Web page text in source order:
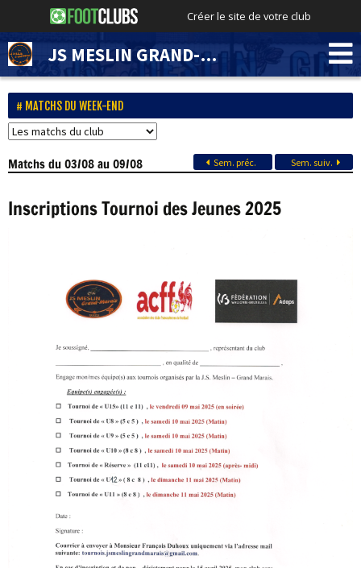
Créer le site de votre club
JS MESLIN GRAND-MARAIS
MATCHS DU WEEK-END
Matchsdu 03/08 au 09/08 Sem. préc. Sem. suiv.
Inscriptions Tournoi des Jeunes 2025